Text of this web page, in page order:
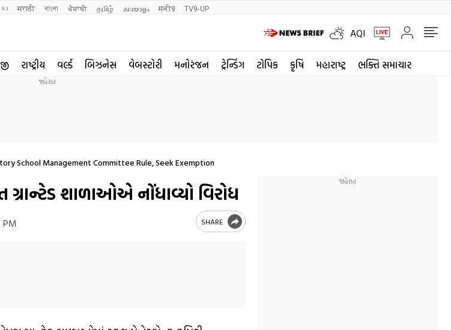
मराठी বাংলা ਪੰਜਾਬੀ தமிழ் മലയാളം मनी9 TV9-UP
AQI
રાષ્ટ્રીય વર્લ્ડ બિઝનેસ વેબસ્ટોરી મનોરંજન ટ્રેન્ડિંગ ટોપિક કૃષિ મહારાષ્ટ્ર ભક્તિ સમાચાર
School Management Committee Rule, Seek Exemption
શાળાઓએ નોંધાવ્યો વિરોધ
PM SHARE